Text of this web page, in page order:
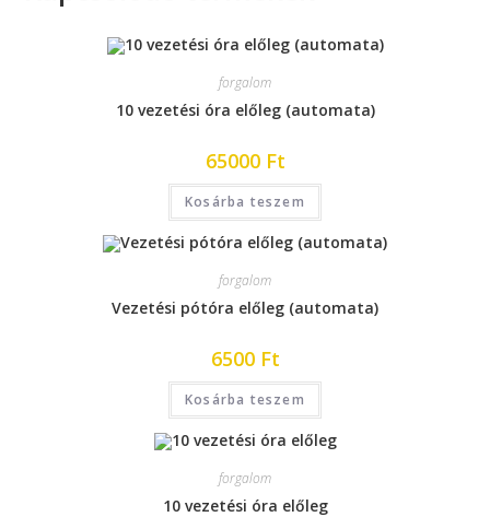
forgalom
10 vezetési óra előleg (automata)
65000 Ft
Kosárba teszem
forgalom
Vezetési pótóra előleg (automata)
6500 Ft
Kosárba teszem
forgalom
10 vezetési óra előleg